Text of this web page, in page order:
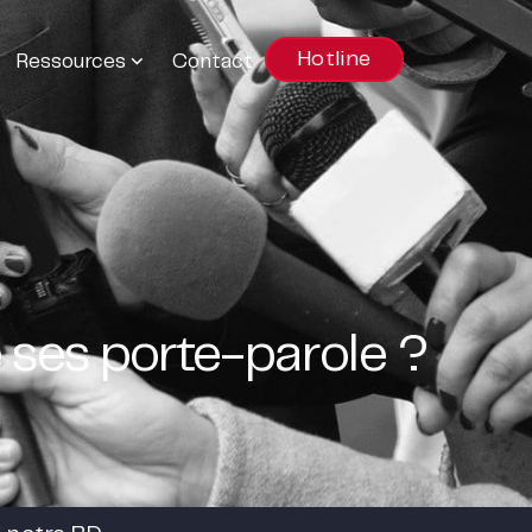
Ressources Contact Hotline
porte-parole ?